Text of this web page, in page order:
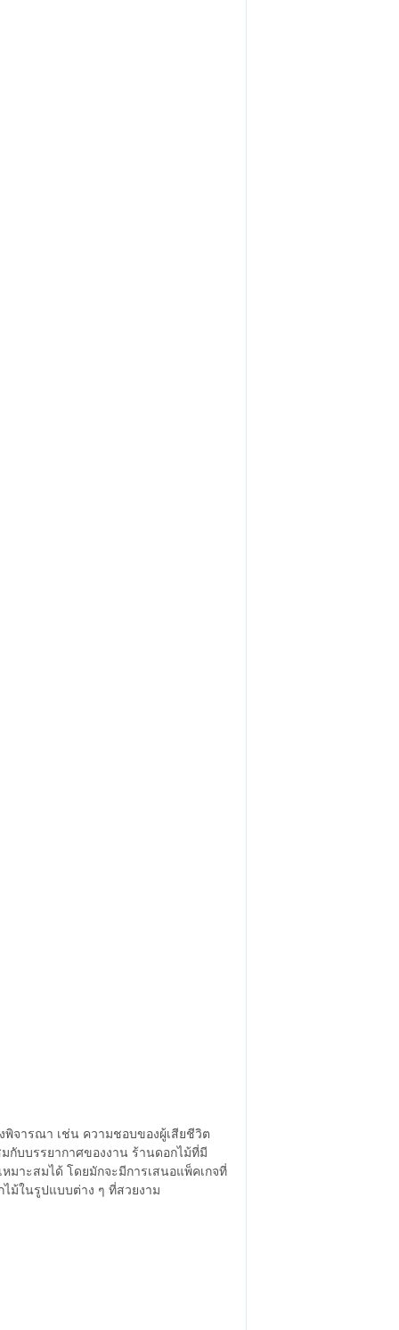
จารณา เช่น ความชอบของผู้เสียชีวิต
กับบรรยากาศของงาน ร้านดอกไม้ที่มี
มาะสมได้ โดยมักจะมีการเสนอแพ็คเกจที่
ม้ในรูปแบบต่าง ๆ ที่สวยงาม